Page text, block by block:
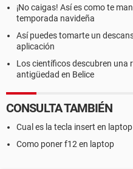
¡No caigas! Así es como te
temporada navideña
Así puedes tomarte un
aplicación
Los científicos descubren una
antigüedad en Belice
CONSULTA TAMBIÉN
Cual es la tecla insert en laptop
Como poner f12 en laptop